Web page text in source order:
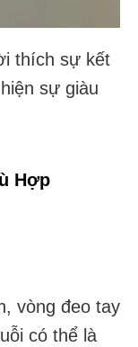
thích sự kết
sự giàu
Hợp
vòng đeo tay
có thể là